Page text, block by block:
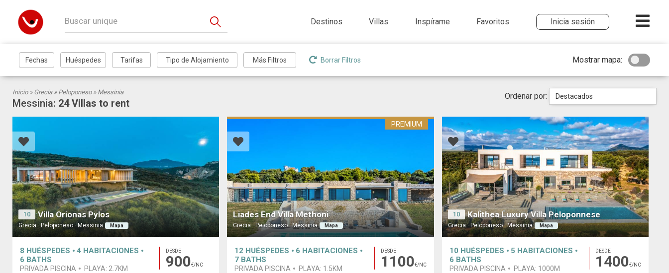
Destinos Villas Inspírame Favoritos Inicia sesión
Borrar Filtros Mostrar mapa:
Inicio » Grecia» Peloponeso» Messinia
Messinia: 24 Villas to rent
Ordenar por: Destacados
10 Villa Orionas Pylos
Grecia · Peloponeso · Messinia Mapa
8 HUÉSPEDES 4 HABITACIONES
6 BATHS
PRIVADA PISCINA PLAYA: 2.7KM
DESDE
900€/NC
Liades End Villa Methoni
Grecia · Peloponeso · Messinia Mapa
PREMIUM
12 HUÉSPEDES 6 HABITACIONES
7 BATHS
PRIVADA PISCINA PLAYA: 1.5KM
DESDE
1100€/NC
10 Kalithea Luxury Villa Peloponnese
Grecia · Peloponeso · Messinia Mapa
10 HUÉSPEDES 5 HABITACIONES
6 BATHS
PRIVADA PISCINA PLAYA: 1000M
DESDE
1400€/NC